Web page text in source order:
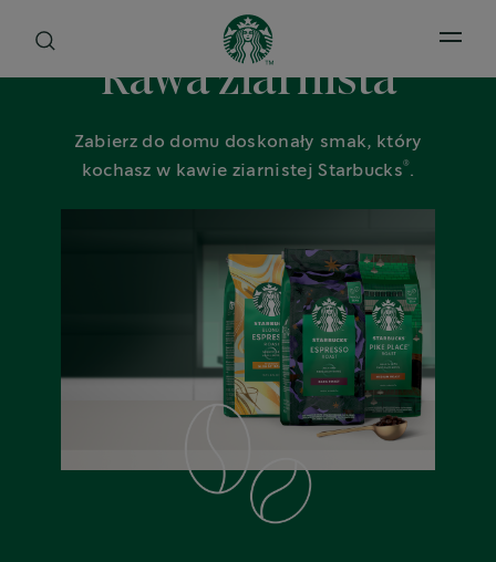
Open
Kawa ziarnista
Zabierz do domu doskonały smak, który
kochasz w kawie ziarnistej Starbucks®.